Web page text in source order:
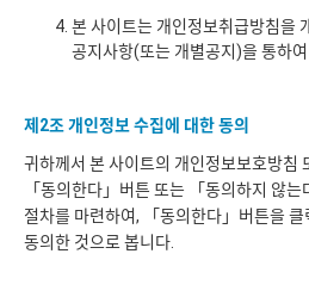
본 사이트는 개인정보취급방침을
공지사항(또는 개별공지)을 통하
제2조 개인정보 수집에 대한 동의
귀하께서 본 사이트의 개인정보보호방침
「동의한다」버튼 또는 「동의하지 않
절차를 마련하여, 「동의한다」버튼을
동의한 것으로 봅니다.